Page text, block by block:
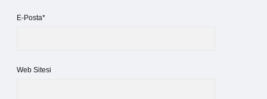
E-Posta*
Web Sitesi